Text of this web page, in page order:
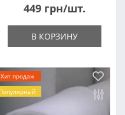
(1000x2000мм)
449 грн/шт.
В КОРЗИНУ
Хит продаж
Популярный